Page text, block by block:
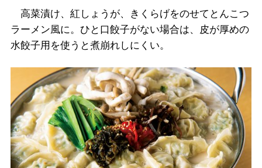
高菜漬け、紅しょうが、きくらげをのせてとんこつ
ラーメン風に。ひと口餃子がない場合は、皮が厚めの
水餃子用を使うと煮崩れしにくい。